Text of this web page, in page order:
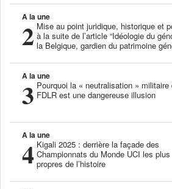
A la une
2 Mise au point juridique, historique et
à la suite de l’article “Idéologie du
la Belgique, gardien du patrimoine
A la une
3 Pourquoi la « neutralisation » militaire
FDLR est une dangereuse illusion
A la une
4 Kigali 2025 : derrière la façade des
Championnats du Monde UCI les plus
propres de l’histoire